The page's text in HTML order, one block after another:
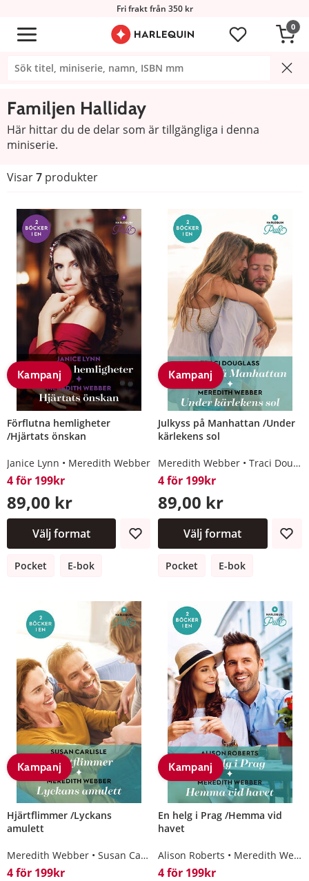
Fri frakt från 350 kr
0
Familjen Halliday
Här hittar du de delar som är tillgängliga i denna
miniserie.
Visar7 produkter
Kampanj
Förflutna hemligheter
/Hjärtats önskan
Janice Lynn Meredith Webber
4 för 199kr
89,00 kr
Välj format
Pocket E-bok
Kampanj
Julkyss på Manhattan /Under
kärlekens sol
Meredith Webber Traci Douglass
4 för 199kr
89,00 kr
Välj format
Pocket E-bok
Kampanj
Hjärtflimmer /Lyckans
amulett
Meredith Webber Susan Carlisle
4 för 199kr
Kampanj
En helg i Prag /Hemma vid
havet
Alison Roberts Meredith Webber
4 för 199kr